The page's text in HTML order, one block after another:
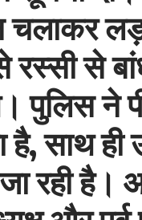
चलाकर
रस्सी से
पुलिस ने
साथ ही
जा रही है।